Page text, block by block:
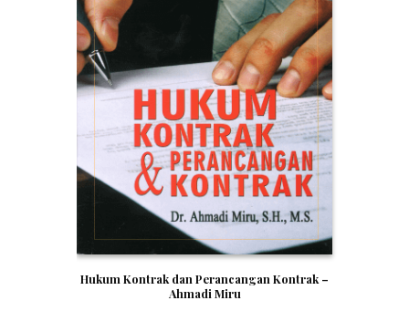
Hukum Kontrak dan Perancangan Kontrak –
Ahmadi Miru